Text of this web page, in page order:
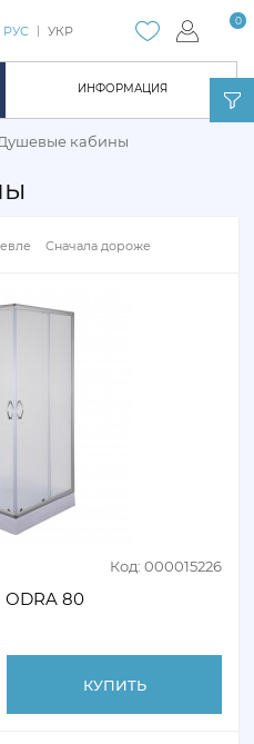
ИНФОРМАЦИЯ
0
РУС УКР
кабины
Сначала дороже
Код: 000015226
ODRA 80
КУПИТЬ